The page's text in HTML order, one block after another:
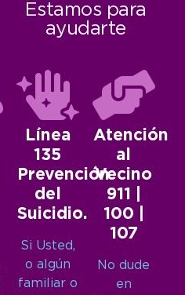
Estamos para
ayudarte
Línea
135
Prevención
del
Suicidio.
Si Usted,
o algún
familiar o
Atención
al
Vecino
911 |
100 |
107
No dude
en